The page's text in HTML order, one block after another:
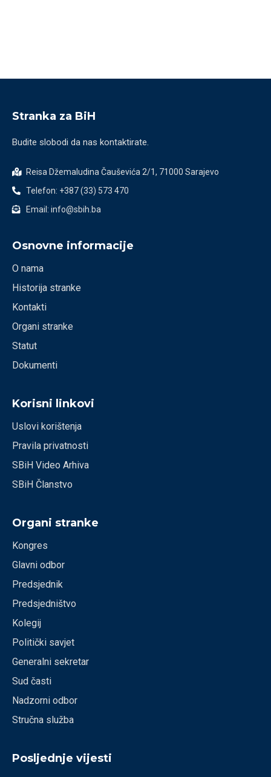
Stranka za BiH
Budite slobodi da nas kontaktirate.
Reisa Džemaludina Čauševića 2/1, 71000 Sarajevo
Telefon: +387 (33) 573 470
Email: info@sbih.ba
Osnovne informacije
O nama
Historija stranke
Kontakti
Organi stranke
Statut
Dokumenti
Korisni linkovi
Uslovi korištenja
Pravila privatnosti
SBiH Video Arhiva
SBiH Članstvo
Organi stranke
Kongres
Glavni odbor
Predsjednik
Predsjedništvo
Kolegij
Politički savjet
Generalni sekretar
Sud časti
Nadzorni odbor
Stručna služba
Posljednje vijesti